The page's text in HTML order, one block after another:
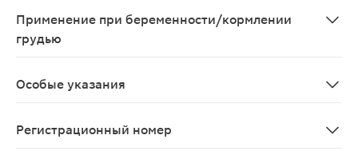
Применение при беременности/кормлении
грудью
Особые указания
Регистрационный номер